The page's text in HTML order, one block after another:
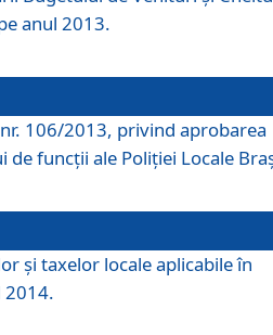
anul 2013.
106/2013, privind aprobarea
de funcţii ale Poliţiei Locale
şi taxelor locale aplicabile în
2014.